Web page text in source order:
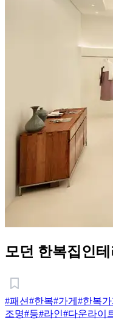
모던 한복집인테
#패션#한복#가게 #한복가
조명#등#라인#다운라이